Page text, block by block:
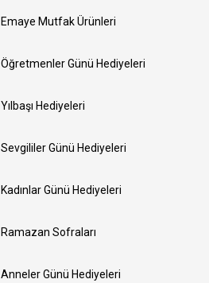
Emaye Mutfak Ürünleri
Öğretmenler Günü Hediyeleri
Yılbaşı Hediyeleri
Sevgililer Günü Hediyeleri
Kadınlar Günü Hediyeleri
Ramazan Sofraları
Anneler Günü Hediyeleri